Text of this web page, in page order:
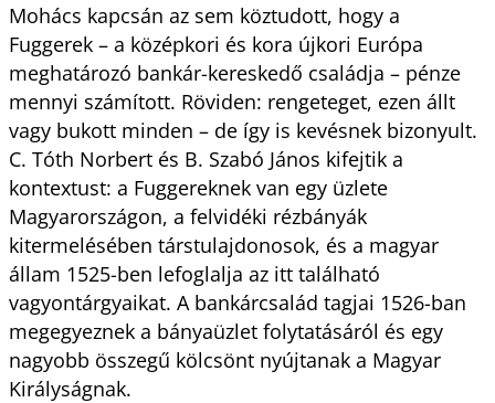
Mohács kapcsán az sem köztudott, hogy a
Fuggerek – a középkori és kora újkori Európa
meghatározó bankár-kereskedő családja – pénze
mennyi számított. Röviden: rengeteget, ezen állt
vagy bukott minden – de így is kevésnek bizonyult.
C. Tóth Norbert és B. Szabó János kifejtik a
kontextust: a Fuggereknek van egy üzlete
Magyarországon, a felvidéki rézbányák
kitermelésében társtulajdonosok, és a magyar
állam 1525-ben lefoglalja az itt található
vagyontárgyaikat. A bankárcsalád tagjai 1526-ban
megegyeznek a bányaüzlet folytatásáról és egy
nagyobb összegű kölcsönt nyújtanak a Magyar
Királyságnak.